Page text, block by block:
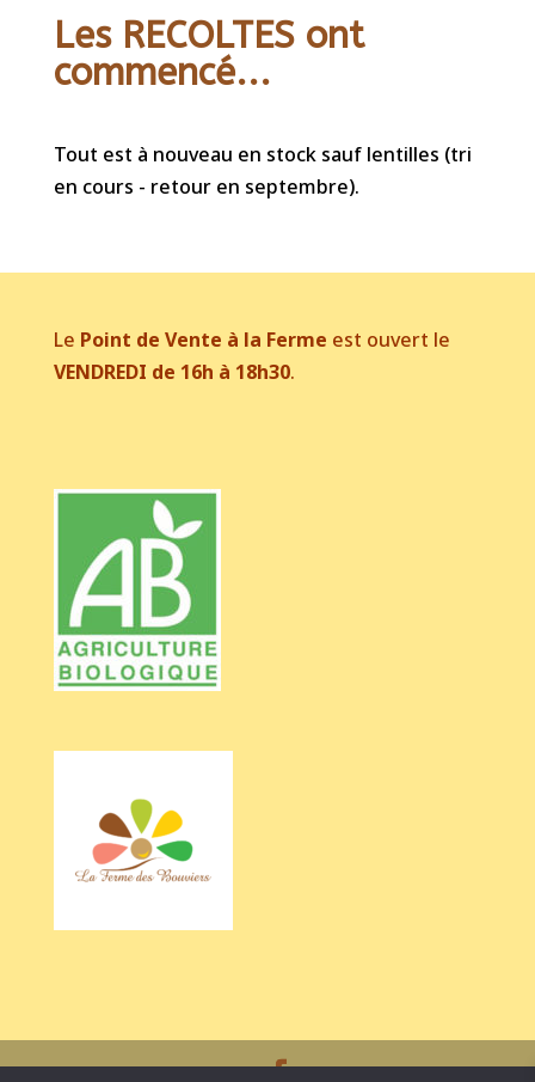
Les RECOLTES ont
commencé...
Tout est à nouveau en stock sauf lentilles (tri
en cours - retour en septembre).
Le Point de Vente à la Ferme est ouvert le
VENDREDI de 16h à 18h30.